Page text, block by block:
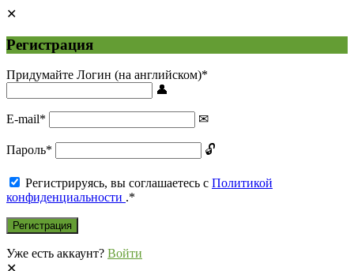
Регистрация
Придумайте Логин (на английском)*
E-mail*
Пароль*
Регистрируясь, вы соглашаетесь с Политикой
конфиденциальности .*
Уже есть аккаунт? Войти